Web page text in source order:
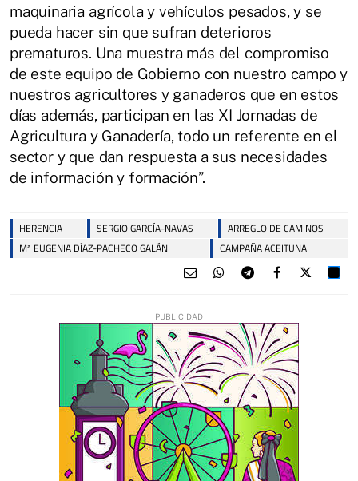
maquinaria agrícola y vehículos pesados, y se
pueda hacer sin que sufran deterioros
prematuros. Una muestra más del compromiso
de este equipo de Gobierno con nuestro campo y
nuestros agricultores y ganaderos que en estos
días además, participan en las XI Jornadas de
Agricultura y Ganadería, todo un referente en el
sector y que dan respuesta a sus necesidades
de información y formación”.
HERENCIA SERGIO GARCÍA-NAVAS
ARREGLO DE CAMINOS
Mª EUGENIA DÍAZ-PACHECO GALÁN
CAMPAÑA ACEITUNA